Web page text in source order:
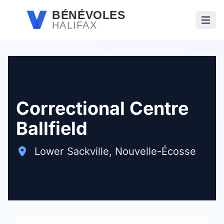
Passer au contenu principal
BÉNÉVOLES
HALIFAX
Correctional Centre
Ballfield
Lower Sackville, Nouvelle-Écosse